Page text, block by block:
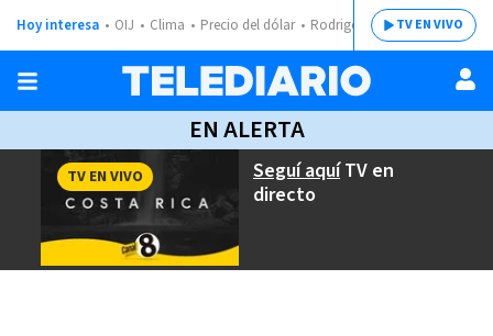
Hoy interesa OIJ Clima Precio del dólar Rodrigo ChavesTV EN VIVO
EN ALERTA
Seguí aquíTV en
directo
TV EN VIVO